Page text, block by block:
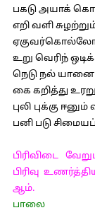
பகடு அயாக்
எறி வளி
ஏகுவர்கொல்லோ
உறு வெரிந்
நெடு நல் யானை
கை கறித்து
புலி புக்கு
பனி படு
பிரிவிடை
பிரிவு
ஆம்.
பாலை